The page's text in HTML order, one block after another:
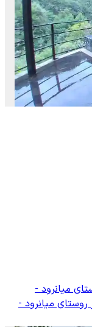
میانرود -
روستای میانرود -